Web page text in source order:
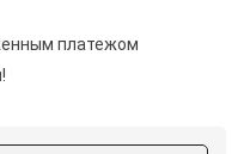
платежом